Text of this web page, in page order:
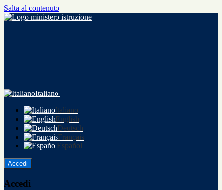
Salta al contenuto
Italiano
Italiano
English
Deutsch
Français
Español
Accedi
Accedi